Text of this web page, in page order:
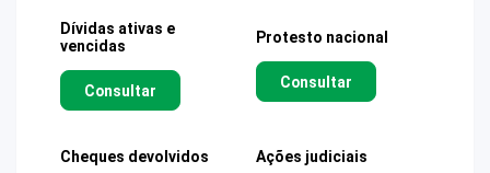
Dívidas ativas e
vencidas
Consultar
Protesto nacional
Consultar
Cheques devolvidos Ações judiciais